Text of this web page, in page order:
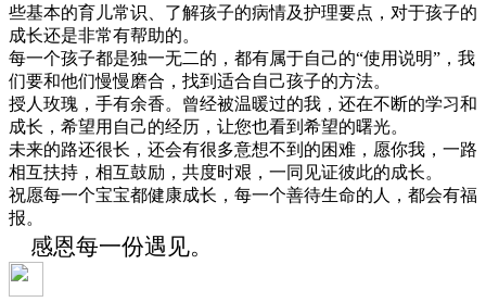
些基本的育儿常识、了解孩子的病情及护理要点，对于孩子的
成长还是非常有帮助的。
每一个孩子都是独一无二的，都有属于自己的“使用说明”，我
们要和他们慢慢磨合，找到适合自己孩子的方法。
授人玫瑰，手有余香。曾经被温暖过的我，还在不断的学习和
成长，希望用自己的经历，让您也看到希望的曙光。
未来的路还很长，还会有很多意想不到的困难，愿你我，一路
相互扶持，相互鼓励，共度时艰，一同见证彼此的成长。
祝愿每一个宝宝都健康成长，每一个善待生命的人，都会有福
报。
感恩每一份遇见。